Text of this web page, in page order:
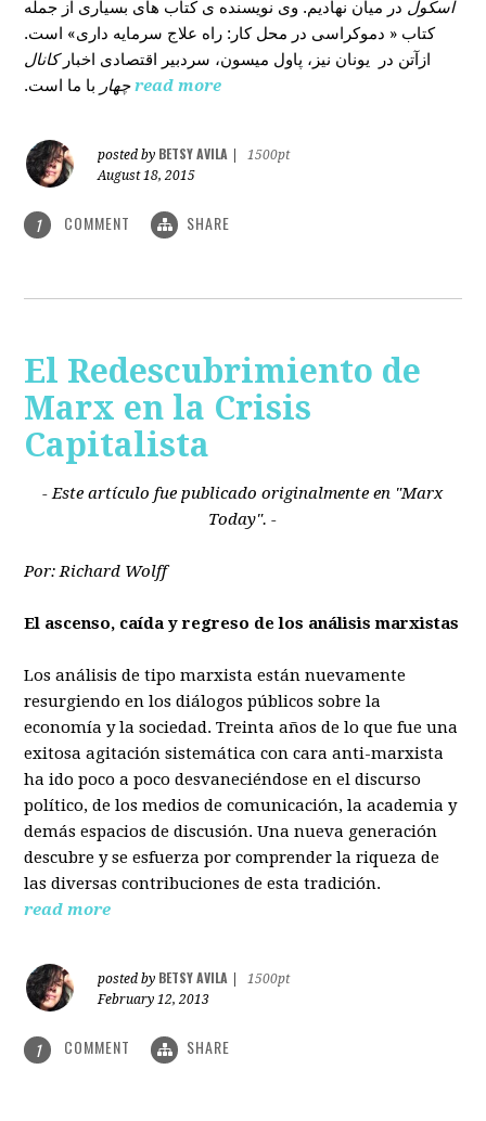
اسکول در میان نهادیم. وی نویسنده ی کتاب های بسیاری از جمله
کتاب « دموکراسی در محل کار: راه علاج سرمایه داری» است.
ازآتن در یونان نیز، پاول میسون، سردبیر اقتصادی اخبارکانال
چهار با ما است. read more
posted by BETSY AVILA
1500pt
August 18, 2015
1 COMMENT SHARE
El Redescubrimiento de
Marx en la Crisis
Capitalista
- Este artículo fue publicado originalmente en "Marx
Today". -
Por: Richard Wolff
El ascenso, caída y regreso de los análisis marxistas
Los análisis de tipo marxista están nuevamente
resurgiendo en los diálogos públicos sobre la
economía y la sociedad. Treinta años de lo que fue una
exitosa agitación sistemática con cara anti-marxista
ha ido poco a poco desvaneciéndose en el discurso
político, de los medios de comunicación, la academia y
demás espacios de discusión. Una nueva generación
descubre y se esfuerza por comprender la riqueza de
las diversas contribuciones de esta tradición.
read more
posted by BETSY AVILA
1500pt
February 12, 2013
1 COMMENT SHARE